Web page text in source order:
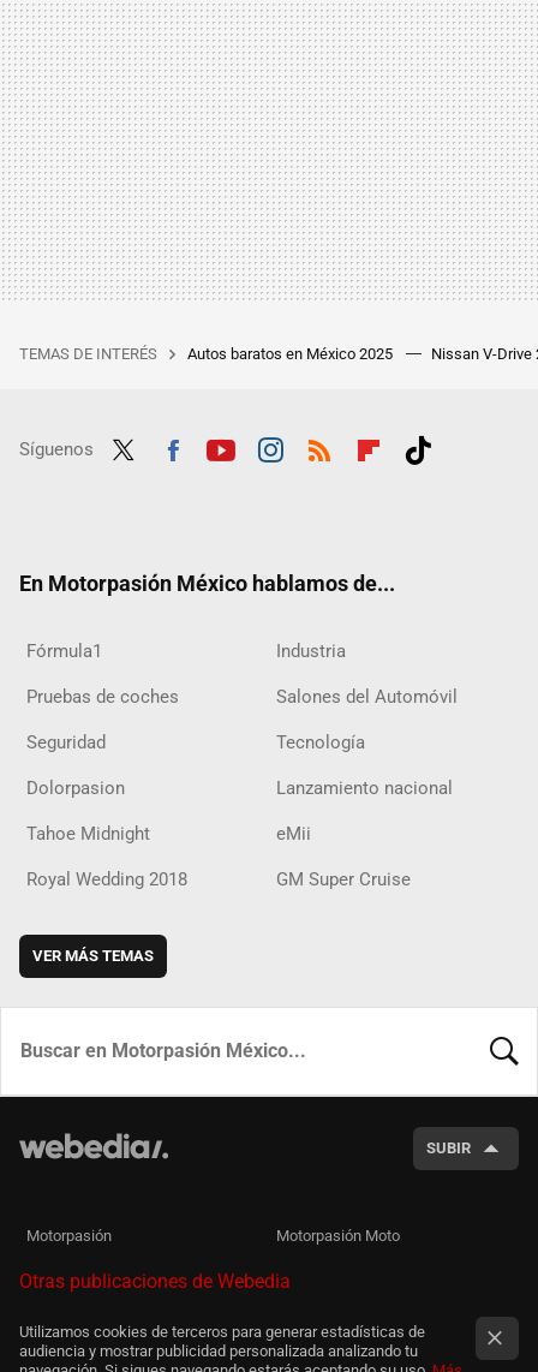
TEMAS DE INTERÉS Autos baratos en México 2025 Nissan V-Drive
Síguenos
En Motorpasión México hablamos de...
Fórmula1 Industria
Pruebas de coches Salones del Automóvil
Seguridad Tecnología
Dolorpasion Lanzamiento nacional
Tahoe Midnight eMii
Royal Wedding 2018 GM Super Cruise
VER MÁS TEMAS
SUBIR
Motorpasión Motorpasión Moto
Otras publicaciones de Webedia
Utilizamos cookies de terceros para generar estadísticas de
audiencia y mostrar publicidad personalizada analizando tu